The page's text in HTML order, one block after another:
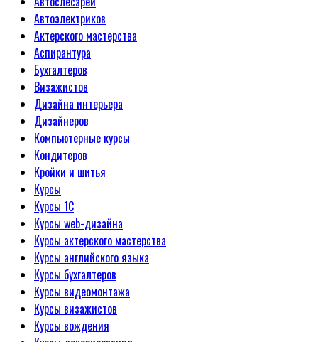
Автоэлектриков
Актерского мастерства
Аспирантура
Бухгалтеров
Визажистов
Дизайна интерьера
Дизайнеров
Компьютерные курсы
Кондитеров
Кройки и шитья
Курсы
Курсы 1С
Курсы web-дизайна
Курсы актерского мастерства
Курсы английского языка
Курсы бухгалтеров
Курсы видеомонтажа
Курсы визажистов
Курсы вождения